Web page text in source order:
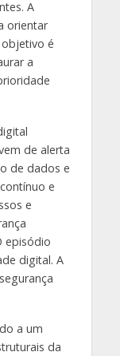
A
orientar
é
a
de alerta
de dados e
e
e
episódio
digital. A
a um
da